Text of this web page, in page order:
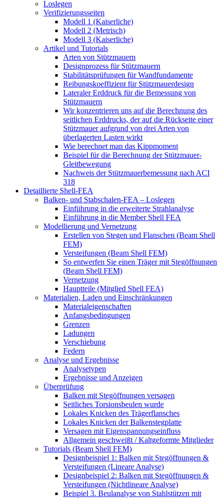
Loslegen
Verifizierungsseiten
Modell 1 (Kaiserliche)
Modell 2 (Metrisch)
Modell 3 (Kaiserliche)
Artikel und Tutorials
Arten von Stützmauern
Designprozess für Stützmauern
Stabilitätsprüfungen für Wandfundamente
Reibungskoeffizient für Stützmauerdesign
Lateraler Erddruck für die Bemessung von
Stützmauern
Wir konzentrieren uns auf die Berechnung des
seitlichen Erddrucks, der auf die Rückseite einer
Stützmauer aufgrund von drei Arten von
überlagerten Lasten wirkt
Wie berechnet man das Kippmoment
Beispiel für die Berechnung der Stützmauer-
Gleitbewegung
Nachweis der Stützmauerbemessung nach ACI
318
Detaillierte Shell-FEA
Balken- und Stabschalen-FEA – Loslegen
Einführung in die erweiterte Strahlanalyse
Einführung in die Member Shell FEA
Modellierung und Vernetzung
Erstellen von Stegen und Flanschen (Beam Shell
FEM)
Versteifungen (Beam Shell FEM)
So entwerfen Sie einen Träger mit Stegöffnungen
(Beam Shell FEM)
Vernetzung
Hauptteile (Mitglied Shell FEA)
Materialien, Laden und Einschränkungen
Materialeigenschaften
Anfangsbedingungen
Grenzen
Ladungen
Verschiebung
Federn
Analyse und Ergebnisse
Analysetypen
Ergebnisse und Anzeigen
Überprüfung
Balken mit Stegöffnungen versagen
Seitliches Torsionsbeulen wurde
Lokales Knicken des Trägerflansches
Lokales Knicken der Balkenstegplatte
Versagen mit Eigenspannungseinfluss
Allgemein geschweißt / Kaltgeformte Mitglieder
Tutorials (Beam Shell FEM)
Designbeispiel 1: Balken mit Stegöffnungen &
Versteifungen (Lineare Analyse)
Designbeispiel 2: Balken mit Stegöffnungen &
Versteifungen (Nichtlineare Analyse)
Beispiel 3. Beulanalyse von Stahlstützen mit